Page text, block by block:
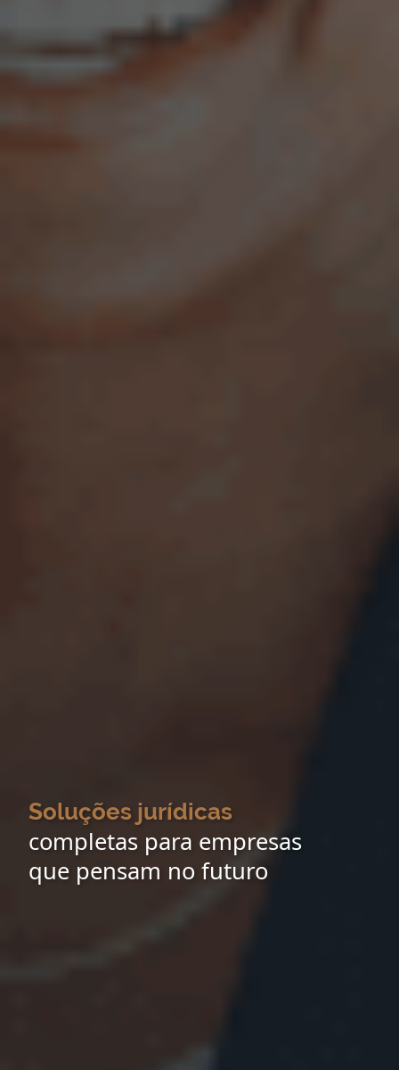
Soluções jurídicas
completas para empresas
que pensam no futuro